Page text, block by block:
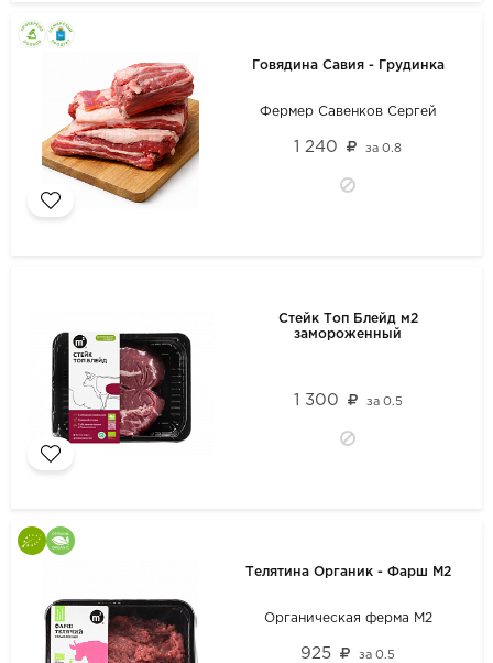
Говядина Савия - Грудинка
Фермер Савенков Сергей
1 240 за0.8
Стейк Топ Блейд м2
замороженный
1 300 за 0.5
Телятина Органик - Фарш М2
Органическая ферма М2
925 за0.5